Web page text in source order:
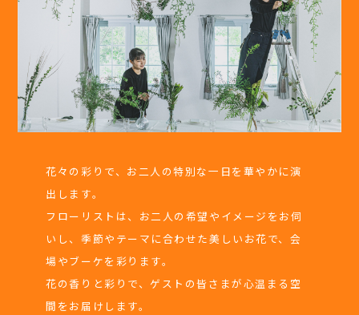
花々の彩りで、お二人の特別な一日を華やかに演
出します。
フローリストは、お二人の希望やイメージをお伺
いし、季節やテーマに合わせた美しいお花で、会
場やブーケを彩ります。
花の香りと彩りで、ゲストの皆さまが心温まる空
間をお届けします。